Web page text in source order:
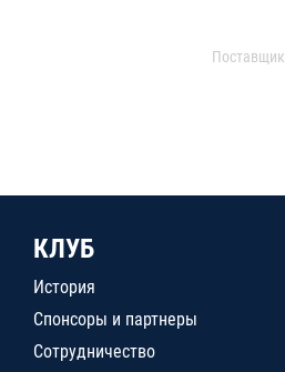
Поставщик
КЛУБ
История
Спонсоры и партнеры
Сотрудничество